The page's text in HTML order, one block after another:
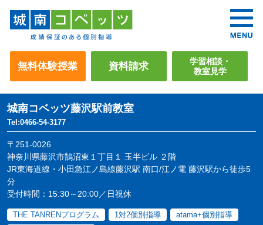
無料体験授業 資料請求
学習相談・
教室見学
城南コベッツ藤沢駅前教室
Tel:0466-54-3177
〒251-0026
神奈川県藤沢市鵠沼東１丁目１ 玉半ビル ２階
JR東海道線・小田急江ノ島線藤沢駅 南口/江ノ電 藤沢駅から徒歩5
分
受付時間：15:30～20:00／日祝休
THE TANRENプログラム 1対2個別指導
atama+個別指導